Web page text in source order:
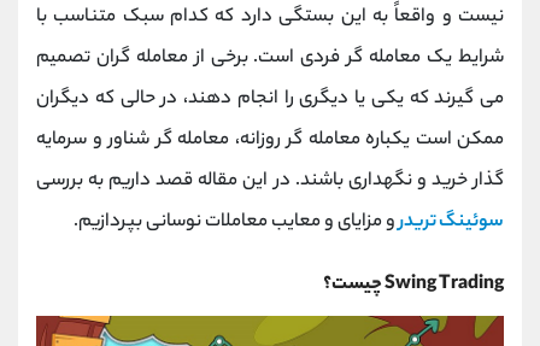
نیست و واقعاً به این بستگی دارد که کدام سبک متناسب با
شرایط یک معامله گر فردی است. برخی از معامله گران تصمیم
می گیرند که یکی یا دیگری را انجام دهند، در حالی که دیگران
ممکن است یکباره معامله گر روزانه، معامله گر شناور و سرمایه
گذار خرید و نگهداری باشند. در این مقاله قصد داریم به بررسی
سوئینگ تریدرو مزایای و معایب معاملات نوسانی بپردازیم.
Swing Trading چیست؟